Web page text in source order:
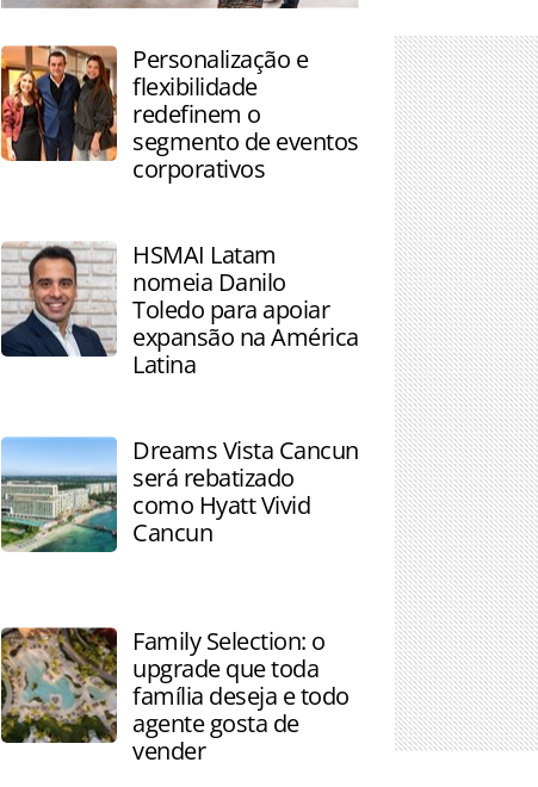
do ano que vem, terá 800 quartos e
duas piscinas
Personalização e
flexibilidade
redefinem o
segmento de eventos
corporativos
HSMAI Latam
nomeia Danilo
Toledo para apoiar
expansão na América
Latina
Dreams Vista Cancun
será rebatizado
como Hyatt Vivid
Cancun
Family Selection: o
upgrade que toda
família deseja e todo
agente gosta de
vender